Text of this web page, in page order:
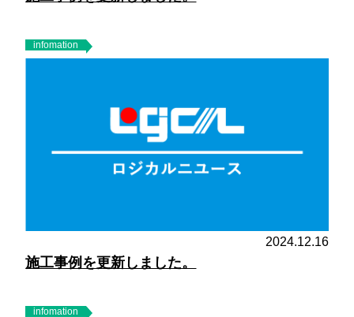
infomation
2024.12.16
施工事例を更新しました。
infomation